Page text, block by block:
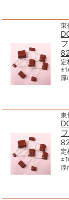
東
定
厚
東
定
厚